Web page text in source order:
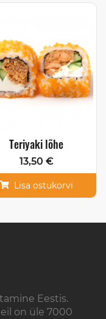
Teriyaki lõhe
13,50 €
Lisa ostukorvi
Eestis.
on üle 7000